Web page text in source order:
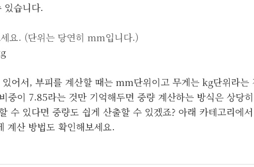
있습니다.
요. (단위는 당연히 mm입니다.)
어서, 부피를 계산할 때는 mm단위이고 무게는 kg단위라는
중이 7.85라는 것만 기억해두면 중량 계산하는 방식은 상당
수 있다면 중량도 쉽게 산출할 수 있겠죠? 아래 카테고리에
계산 방법도 확인해보세요.